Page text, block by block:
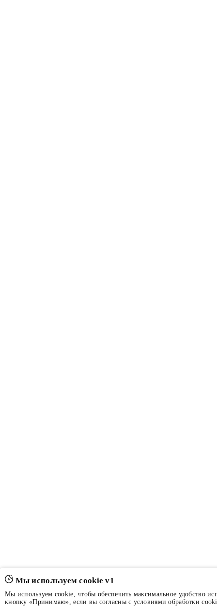
Мы используем cookie v1
Мы используем cookie, чтобы обеспечить максимальное удобство
кнопку «Принимаю», если вы согласны с условиями обработки